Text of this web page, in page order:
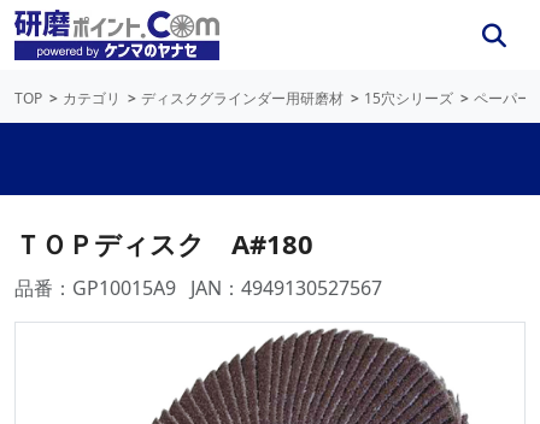
TOP カテゴリ ディスクグラインダー用研磨材 15穴シリーズ ペーパー
ＴＯＰディスク A#180
品番：GP10015A9 JAN：4949130527567